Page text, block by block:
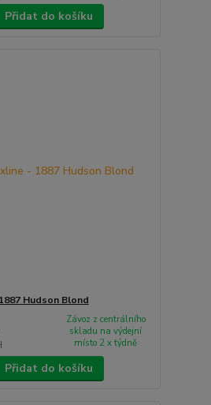
Přidat do košíku
Hudson Blond
Závoz z centrálního
skladu na výdejní
místo 2 x týdně
Přidat do košíku